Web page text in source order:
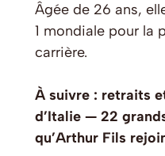
Âgée de 26 ans,
1 mondiale pour la
carrière.
À suivre : retraits
d’Italie — 22
qu’Arthur Fils